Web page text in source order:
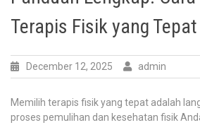
Terapis Fisik yang
December 12, 2025 admin
Memilih terapis fisik yang tepat adalah
proses pemulihan dan kesehatan fisik